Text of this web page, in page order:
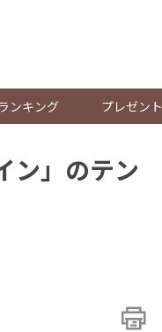
ンキング プレゼント
ン」のテン